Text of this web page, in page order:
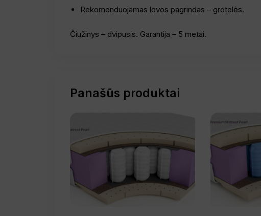
Rekomenduojamas lovos pagrindas – grotelės.
Čiužinys – dvipusis. Garantija – 5 metai.
Panašūs produktai